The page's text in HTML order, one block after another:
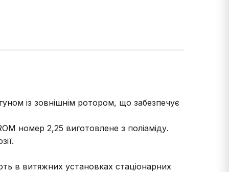
із зовнішнім ротором, що забезпечує
номер 2,25 виготовлене з поліаміду.
в витяжних установках стаціонарних